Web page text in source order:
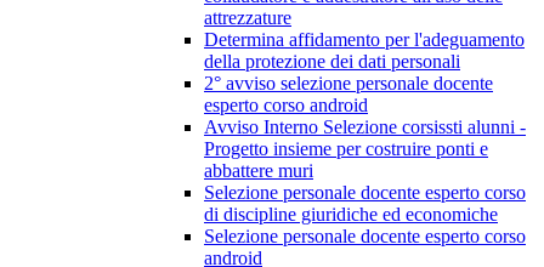
attrezzature
Determina affidamento per l'adeguamento
della protezione dei dati personali
2° avviso selezione personale docente
esperto corso android
Avviso Interno Selezione corsissti alunni -
Progetto insieme per costruire ponti e
abbattere muri
Selezione personale docente esperto corso
di discipline giuridiche ed economiche
Selezione personale docente esperto corso
android